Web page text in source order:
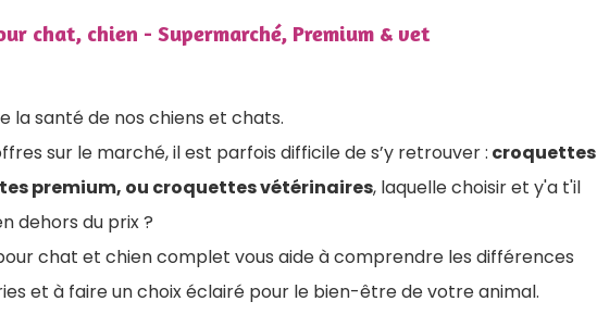
chat, chien - Supermarché, Premium & vet
la santé de nos chiens et chats.
sur le marché, il est parfois difficile de s’y retrouver : croquettes
premium, ou croquettes vétérinaires, laquelle choisir et y'a t'il
dehors du prix ?
chat et chien complet vous aide à comprendre les différences
et à faire un choix éclairé pour le bien-être de votre animal.